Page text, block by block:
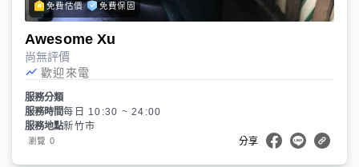
免費估價 免費保固
Awesome Xu
尚無評價
歡迎來電
服務分類
服務時間每日 10:30 ~ 24:00
服務地點新竹市
瀏覽 0 分享